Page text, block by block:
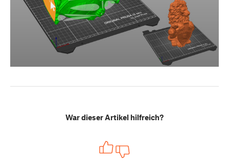
War dieser Artikel hilfreich?